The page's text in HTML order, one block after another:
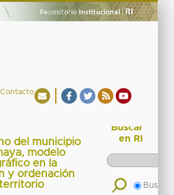
Contacto
del municipio
modelo
en la
y ordenación
Buscar
en RI
Buscar